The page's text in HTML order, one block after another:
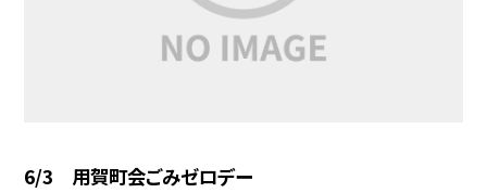
6/3 用賀町会ごみゼロデー